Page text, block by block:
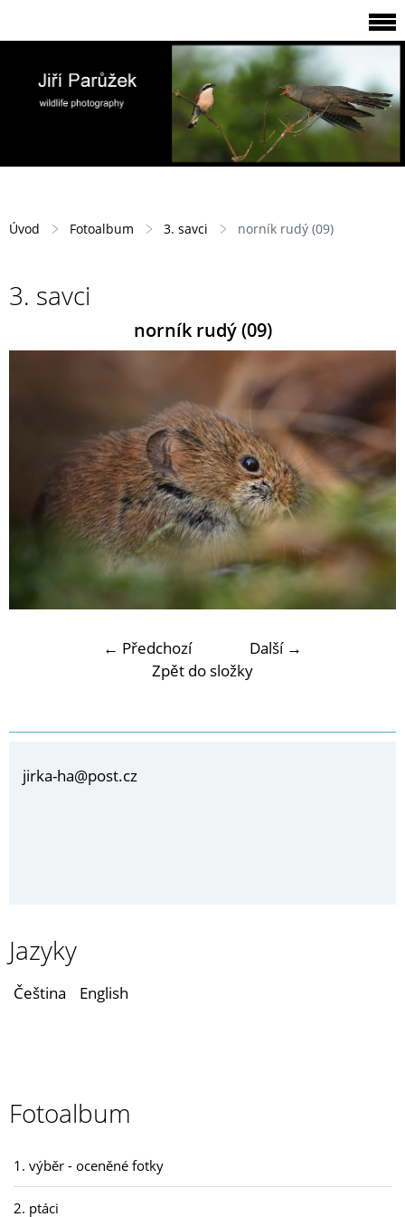
Úvod Fotoalbum 3. savci norník rudý (09)
3. savci
norník rudý (09)
← Předchozí
Další →
Zpět do složky
jirka-ha@post.cz
Jazyky
Čeština English
Fotoalbum
1. výběr - oceněné fotky
2. ptáci